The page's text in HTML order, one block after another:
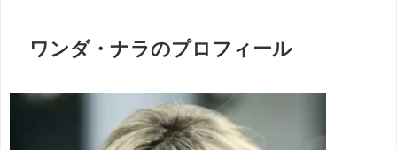
ワンダ・ナラのプロフィール